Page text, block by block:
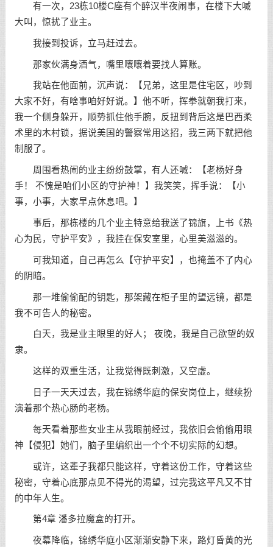
有一次，23栋10楼C座有个醉汉半夜闹事，在楼下大喊
大叫，惊扰了业主。
我接到投诉，立马赶过去。
那家伙满身酒气，嘴里嚷嚷着要找人算账。
我站在他面前，沉声说：【兄弟，这里是住宅区，吵到
大家不好，有啥事咱好好说。】他不听，挥拳就朝我打来，
我一个侧身躲开，顺势抓住他手腕，反扭到背后这是巴西柔
术里的木村锁，据说美国的警察常用这招，我三两下就把他
制服了。
周围看热闹的业主纷纷鼓掌，有人还喊：【老杨好身
手！ 不愧是咱们小区的守护神！】我笑笑，挥手说：【小
事，小事，大家早点休息吧。】
事后，那栋楼的几个业主特意给我送了锦旗，上书《热
心为民，守护平安》，我挂在保安室里，心里美滋滋的。
可我知道，自己再怎么【守护平安】，也掩盖不了内心
的阴暗。
那一堆偷偷配的钥匙，那架藏在柜子里的望远镜，都是
我不可告人的秘密。
白天，我是业主眼里的好人； 夜晚，我是自己欲望的奴
隶。
这样的双重生活，让我觉得既刺激，又空虚。
日子一天天过去，我在锦绣华庭的保安岗位上，继续扮
演着那个热心肠的老杨。
每天看着那些女业主从我眼前经过，我依旧会偷偷用眼
神【侵犯】她们，脑子里编织出一个个不切实际的幻想。
或许，这辈子我都只能这样，守着这份工作，守着这些
秘密，守着心底那点见不得光的渴望，过完我这平凡又不甘
的中年人生。
第4章 潘多拉魔盒的打开。
夜幕降临，锦绣华庭小区渐渐安静下来，路灯昏黄的光